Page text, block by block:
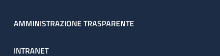
AMMINISTRAZIONE TRASPARENTE
INTRANET